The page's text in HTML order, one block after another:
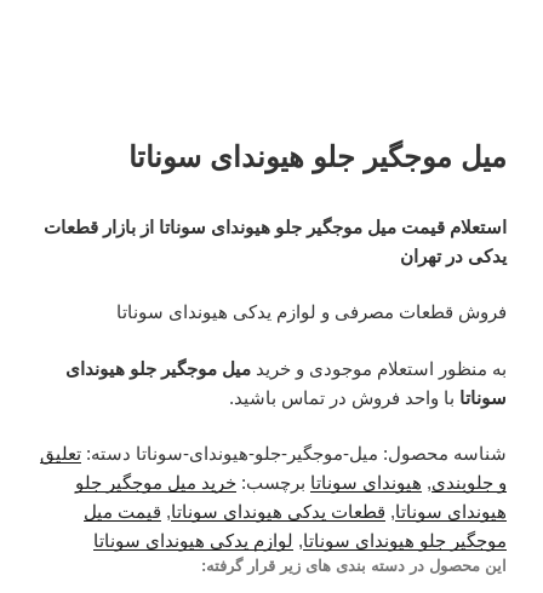
میل موجگیر جلو هیوندای سوناتا
استعلام قیمت میل موجگیر جلو هیوندای سوناتا از بازار قطعات
یدکی در تهران
فروش قطعات مصرفی و لوازم یدکی هیوندای سوناتا
به منظور استعلام موجودی و خرید میل موجگیر جلو هیوندای
سوناتا با واحد فروش در تماس باشید.
شناسه محصول: میل-موجگیر-جلو-هیوندای-سوناتا دسته: تعلیق
و جلوبندی, هیوندای سوناتا برچسب: خرید میل موجگیر جلو
هیوندای سوناتا, قطعات یدکی هیوندای سوناتا, قیمت میل
موجگیر جلو هیوندای سوناتا, لوازم یدکی هیوندای سوناتا
این محصول در دسته بندی های زیر قرار گرفته: